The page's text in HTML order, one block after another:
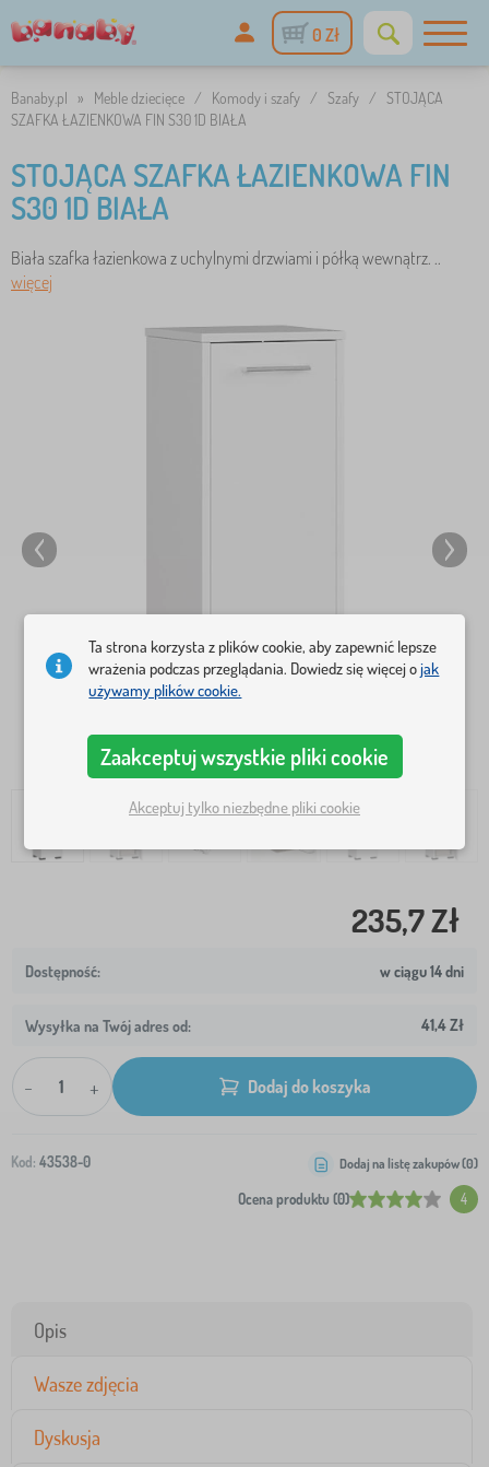
0 Zł
Banaby.pl » Meble dziecięce / Komody i szafy / Szafy / STOJĄCA
SZAFKA ŁAZIENKOWA FIN S30 1D BIAŁA
STOJĄCA SZAFKA ŁAZIENKOWA FIN
S30 1D BIAŁA
Biała szafka łazienkowa z uchylnymi drzwiami i półką wewnątrz. ..
więcej
235,7 Zł
w ciągu 14 dni
Wysyłka na Twój adres od: 41,4 Zł
- + Dodaj do koszyka
Kod: 43538-0
Ocena produktu (0) 4
Dodaj na listę zakupów (0)
Opis
Wasze zdjęcia
Dyskusja
Ta strona korzysta z plików cookie, aby zapewnić lepsze
wrażenia podczas przeglądania. Dowiedz się więcej ojak
używamy plików cookie.
Zaakceptuj wszystkie pliki cookie
Akceptuj tylko niezbędne pliki cookie